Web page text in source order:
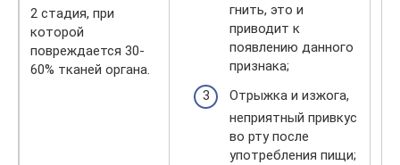
2 стадия, при
которой
повреждается 30-
60% тканей органа.
гнить, это и
приводит к
появлению данного
признака;
Отрыжка и изжога,
неприятный привкус
во рту после
употребления пищи;